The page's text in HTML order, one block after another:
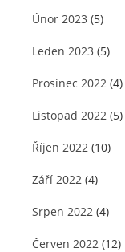
Únor 2023 (5)
Leden 2023 (5)
Prosinec 2022 (4)
Listopad 2022 (5)
Říjen 2022 (10)
Září 2022 (4)
Srpen 2022 (4)
Červen 2022 (12)